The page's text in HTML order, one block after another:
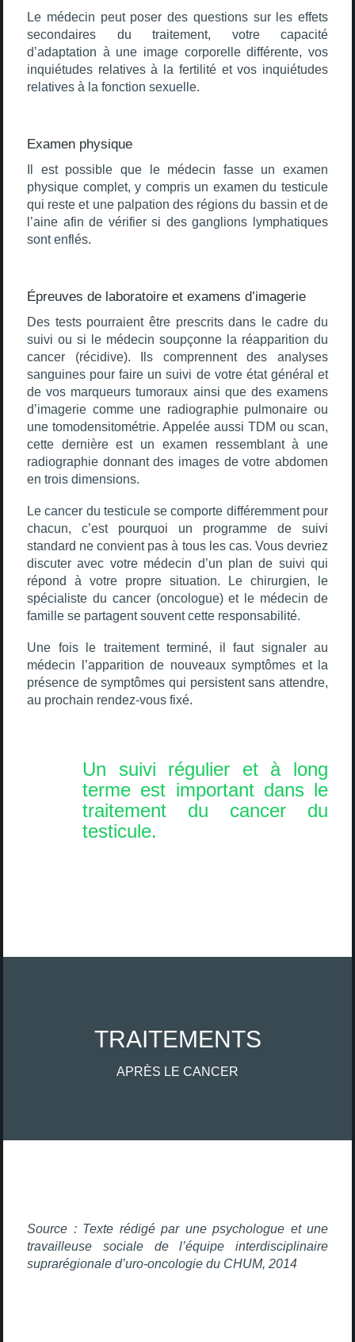
Le médecin peut poser des questions sur les effets
secondaires du traitement, votre capacité
d’adaptation à une image corporelle différente, vos
inquiétudes relatives à la fertilité et vos inquiétudes
relatives à la fonction sexuelle.
Examen physique
Il est possible que le médecin fasse un examen
physique complet, y compris un examen du testicule
qui reste et une palpation des régions du bassin et de
l’aine afin de vérifier si des ganglions lymphatiques
sont enflés.
Épreuves de laboratoire et examens d’imagerie
Des tests pourraient être prescrits dans le cadre du
suivi ou si le médecin soupçonne la réapparition du
cancer (récidive). Ils comprennent des analyses
sanguines pour faire un suivi de votre état général et
de vos marqueurs tumoraux ainsi que des examens
d’imagerie comme une radiographie pulmonaire ou
une tomodensitométrie. Appelée aussi TDM ou scan,
cette dernière est un examen ressemblant à une
radiographie donnant des images de votre abdomen
en trois dimensions.
Le cancer du testicule se comporte différemment pour
chacun, c’est pourquoi un programme de suivi
standard ne convient pas à tous les cas. Vous devriez
discuter avec votre médecin d’un plan de suivi qui
répond à votre propre situation. Le chirurgien, le
spécialiste du cancer (oncologue) et le médecin de
famille se partagent souvent cette responsabilité.
Une fois le traitement terminé, il faut signaler au
médecin l’apparition de nouveaux symptômes et la
présence de symptômes qui persistent sans attendre,
au prochain rendez-vous fixé.
Un suivi régulier et à long
terme est important dans le
traitement du cancer du
testicule.
TRAITEMENTS
APRÈS LE CANCER
Source : Texte rédigé par une psychologue et une
travailleuse sociale de l’équipe interdisciplinaire
suprarégionale d’uro-oncologie du CHUM, 2014